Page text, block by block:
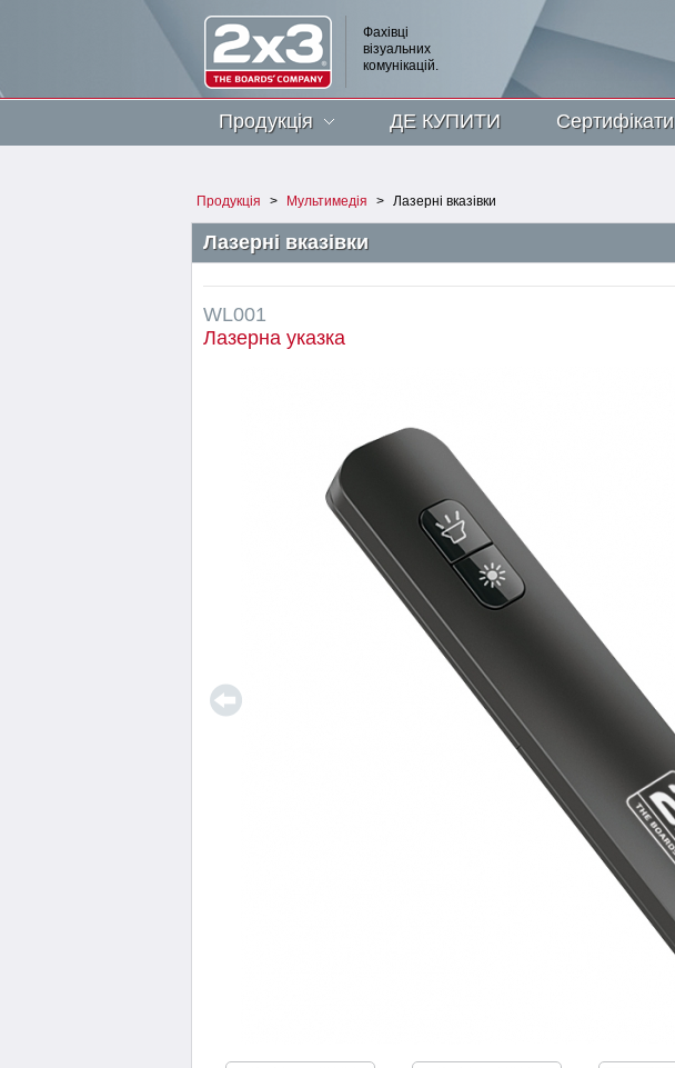
Фахівці
візуальних
комунікацій.
Продукція ДЕ КУПИТИ Сертифікати
Продукція > Мультимедія > Лазерні вказівки
Лазерні вказівки
WL001
Лазерна указка